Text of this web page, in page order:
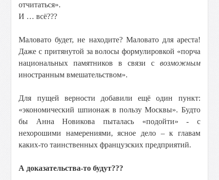
отчитаться».
И … всё???
Маловато будет, не находите? Маловато для ареста!
Даже с притянутой за волосы формулировкой «порча
национальных памятников в связи с возможным
иностранным вмешательством».
Для пущей верности добавили ещё один пункт:
«экономический шпионаж в пользу Москвы». Будто
бы Анна Новикова пыталась «подойти» - с
нехорошими намерениями, ясное дело – к главам
каких-то таинственных французских предприятий.
А доказательства-то будут???